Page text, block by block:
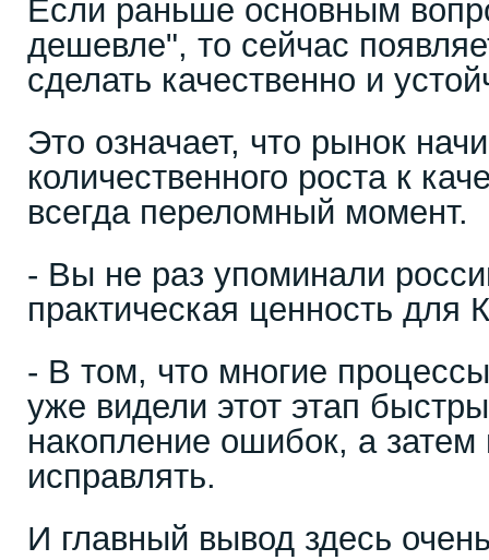
Если раньше основным
дешевле", то сейчас
сделать качественно и
Это означает, что рынок
количественного роста к
всегда переломный момент.
- Вы не раз упоминали
практическая ценность для
- В том, что многие
уже видели этот этап
накопление ошибок, а затем
исправлять.
И главный вывод здесь